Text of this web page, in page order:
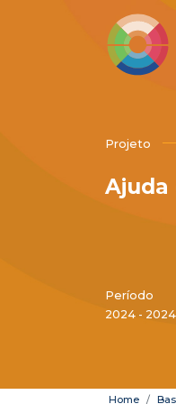
Projeto
Ajuda
Período
2024 - 2024
Home